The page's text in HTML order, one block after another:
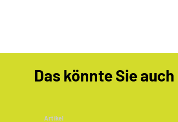
Das könnte Sie
Artikel